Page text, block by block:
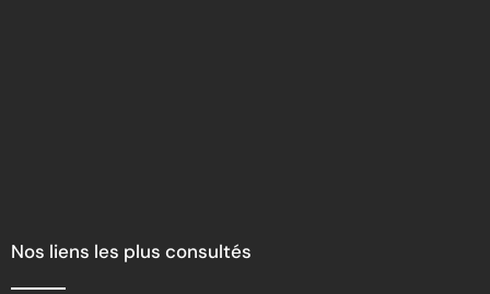
Nos liens les plus consultés